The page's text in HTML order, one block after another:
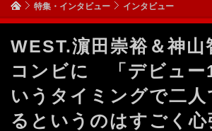
特集・インタビュー インタビュー
WEST.濵田崇裕＆神山
コンビに 「デビュー
いうタイミングで二人
るというのはすごく心